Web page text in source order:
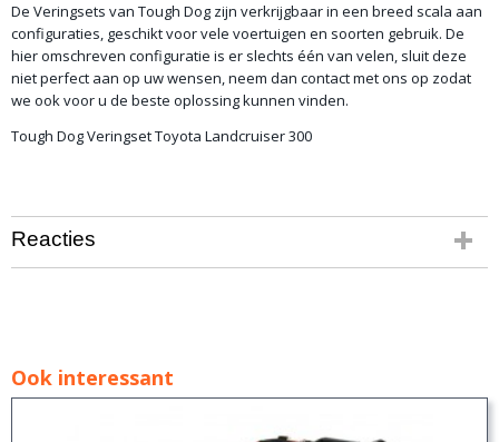
De Veringsets van Tough Dog zijn verkrijgbaar in een breed scala aan
configuraties, geschikt voor vele voertuigen en soorten gebruik. De
hier omschreven configuratie is er slechts één van velen, sluit deze
niet perfect aan op uw wensen, neem dan contact met ons op zodat
we ook voor u de beste oplossing kunnen vinden.
Tough Dog Veringset Toyota Landcruiser 300
Reacties
Ook interessant